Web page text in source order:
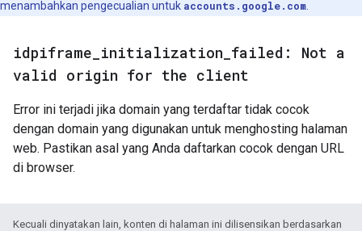
menambahkan pengecualian untuk accounts.google.com
idpiframe initialization failed: Not a
valid origin for the client
Error ini terjadi jika domain yang terdaftar tidak cocok
dengan domain yang digunakan untuk menghosting halaman
web. Pastikan asal yang Anda daftarkan cocok dengan URL
di browser.
Kecuali dinyatakan lain, konten di halaman ini dilisensikan berdasarkan